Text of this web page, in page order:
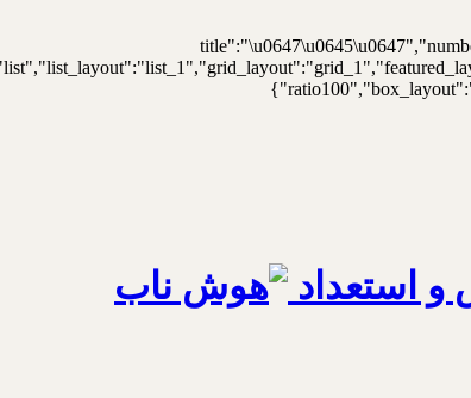
استعداد